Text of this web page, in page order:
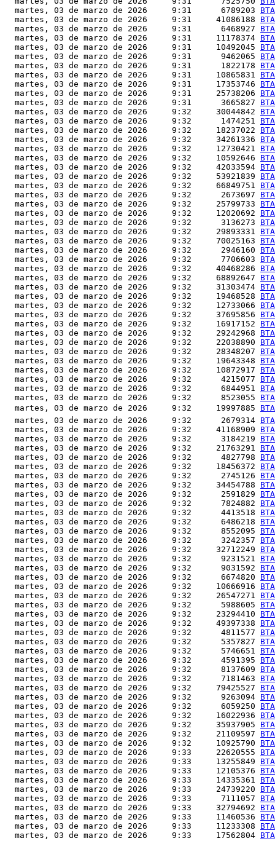
  martes, 03 de marzo de 2026     9:31      6789203
  martes, 03 de marzo de 2026     9:31     41086188
  martes, 03 de marzo de 2026     9:31      6468927
  martes, 03 de marzo de 2026     9:31     11178374
  martes, 03 de marzo de 2026     9:31     10492045
  martes, 03 de marzo de 2026     9:31      9462065
  martes, 03 de marzo de 2026     9:31      1822178
  martes, 03 de marzo de 2026     9:31     10865831
  martes, 03 de marzo de 2026     9:31     17353746
  martes, 03 de marzo de 2026     9:31     25738206
  martes, 03 de marzo de 2026     9:31      3665827
  martes, 03 de marzo de 2026     9:32     30044842
  martes, 03 de marzo de 2026     9:32      1474251
  martes, 03 de marzo de 2026     9:32     18237022
  martes, 03 de marzo de 2026     9:32     34261336
  martes, 03 de marzo de 2026     9:32     12730421
  martes, 03 de marzo de 2026     9:32     10592646
  martes, 03 de marzo de 2026     9:32     42033594
  martes, 03 de marzo de 2026     9:32     53921839
  martes, 03 de marzo de 2026     9:32     66849751
  martes, 03 de marzo de 2026     9:32      2673697
  martes, 03 de marzo de 2026     9:32     25799733
  martes, 03 de marzo de 2026     9:32     12020692
  martes, 03 de marzo de 2026     9:32      3136273
  martes, 03 de marzo de 2026     9:32     29893331
  martes, 03 de marzo de 2026     9:32     70025163
  martes, 03 de marzo de 2026     9:32      2946160
  martes, 03 de marzo de 2026     9:32      7706603
  martes, 03 de marzo de 2026     9:32     40468286
  martes, 03 de marzo de 2026     9:32     68892647
  martes, 03 de marzo de 2026     9:32     31303474
  martes, 03 de marzo de 2026     9:32     19468528
  martes, 03 de marzo de 2026     9:32     12733066
  martes, 03 de marzo de 2026     9:32     37695856
  martes, 03 de marzo de 2026     9:32     16917152
  martes, 03 de marzo de 2026     9:32     29242968
  martes, 03 de marzo de 2026     9:32     22038890
  martes, 03 de marzo de 2026     9:32     28348207
  martes, 03 de marzo de 2026     9:32     19643348
  martes, 03 de marzo de 2026     9:32     10872917
  martes, 03 de marzo de 2026     9:32      4215077
  martes, 03 de marzo de 2026     9:32      6844951
  martes, 03 de marzo de 2026     9:32      8523055
  martes, 03 de marzo de 2026     9:32     19997885
  martes, 03 de marzo de 2026     9:32      2679314
  martes, 03 de marzo de 2026     9:32     41168909
  martes, 03 de marzo de 2026     9:32      3184219
  martes, 03 de marzo de 2026     9:32     21763291
  martes, 03 de marzo de 2026     9:32      4827798
  martes, 03 de marzo de 2026     9:32     18456372
  martes, 03 de marzo de 2026     9:32      2745126
  martes, 03 de marzo de 2026     9:32     34454788
  martes, 03 de marzo de 2026     9:32      2591829
  martes, 03 de marzo de 2026     9:32      7824882
  martes, 03 de marzo de 2026     9:32      4413518
  martes, 03 de marzo de 2026     9:32      6486218
  martes, 03 de marzo de 2026     9:32      8552095
  martes, 03 de marzo de 2026     9:32      3242357
  martes, 03 de marzo de 2026     9:32     32712249
  martes, 03 de marzo de 2026     9:32      9231521
  martes, 03 de marzo de 2026     9:32      9031592
  martes, 03 de marzo de 2026     9:32      6674820
  martes, 03 de marzo de 2026     9:32     10666916
  martes, 03 de marzo de 2026     9:32     26547271
  martes, 03 de marzo de 2026     9:32      5988605
  martes, 03 de marzo de 2026     9:32     23294410
  martes, 03 de marzo de 2026     9:32     49397338
  martes, 03 de marzo de 2026     9:32      4811577
  martes, 03 de marzo de 2026     9:32      5357827
  martes, 03 de marzo de 2026     9:32      5746651
  martes, 03 de marzo de 2026     9:32      4591395
  martes, 03 de marzo de 2026     9:32      8137609
  martes, 03 de marzo de 2026     9:32      7181463
  martes, 03 de marzo de 2026     9:32     79425527
  martes, 03 de marzo de 2026     9:32      9263094
  martes, 03 de marzo de 2026     9:32      6059250
  martes, 03 de marzo de 2026     9:32     16022936
  martes, 03 de marzo de 2026     9:32     35937905
  martes, 03 de marzo de 2026     9:32     21109597
  martes, 03 de marzo de 2026     9:32     10925790
  martes, 03 de marzo de 2026     9:33     22620555
  martes, 03 de marzo de 2026     9:33     13255849
  martes, 03 de marzo de 2026     9:33     12105376
  martes, 03 de marzo de 2026     9:33     14335361
  martes, 03 de marzo de 2026     9:33     24739220
  martes, 03 de marzo de 2026     9:33      7111057
  martes, 03 de marzo de 2026     9:33     32794692
  martes, 03 de marzo de 2026     9:33     11460536
  martes, 03 de marzo de 2026     9:33     11233308
  martes, 03 de marzo de 2026     9:33     17562804